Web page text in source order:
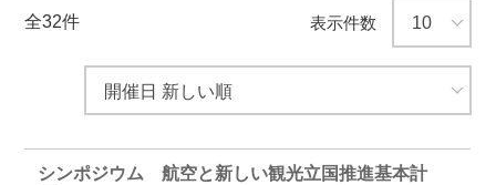
全32件 表示件数
シンポジウム 航空と新しい観光立国推進基本計